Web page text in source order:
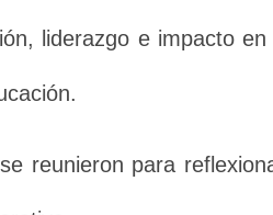
liderazgo e impacto
reunieron para